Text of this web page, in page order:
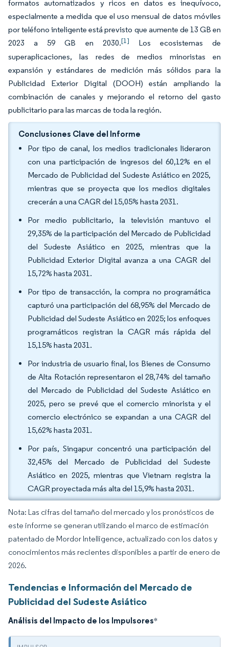
formatos automatizados y ricos en datos es inequívoco,
especialmente a medida que el uso mensual de datos móviles
por teléfono inteligente está previsto que aumente de 13 GB en
2023 a 59 GB en 2030.[1] Los ecosistemas de
superaplicaciones, las redes de medios minoristas en
expansión y estándares de medición más sólidos para la
Publicidad Exterior Digital (DOOH) están ampliando la
combinación de canales y mejorando el retorno del gasto
publicitario para las marcas de toda la región.
Conclusiones Clave del Informe
Por tipo de canal, los medios tradicionales lideraron
con una participación de ingresos del 60,12% en el
Mercado de Publicidad del Sudeste Asiático en 2025,
mientras que se proyecta que los medios digitales
crecerán a una CAGR del 15,05% hasta 2031.
Por medio publicitario, la televisión mantuvo el
29,35% de la participación del Mercado de Publicidad
del Sudeste Asiático en 2025, mientras que la
Publicidad Exterior Digital avanza a una CAGR del
15,72% hasta 2031.
Por tipo de transacción, la compra no programática
capturó una participación del 68,95% del Mercado de
Publicidad del Sudeste Asiático en 2025; los enfoques
programáticos registran la CAGR más rápida del
15,15% hasta 2031.
Por industria de usuario final, los Bienes de Consumo
de Alta Rotación representaron el 28,74% del tamaño
del Mercado de Publicidad del Sudeste Asiático en
2025, pero se prevé que el comercio minorista y el
comercio electrónico se expandan a una CAGR del
15,62% hasta 2031.
Por país, Singapur concentró una participación del
32,45% del Mercado de Publicidad del Sudeste
Asiático en 2025, mientras que Vietnam registra la
CAGR proyectada más alta del 15,9% hasta 2031.
Nota: Las cifras del tamaño del mercado y los pronósticos de
este informe se generan utilizando el marco de estimación
patentado de Mordor Intelligence, actualizado con los datos y
conocimientos más recientes disponibles a partir de enero de
2026.
Tendencias e Información del Mercado de
Publicidad del Sudeste Asiático
Análisis del Impacto de los Impulsores*